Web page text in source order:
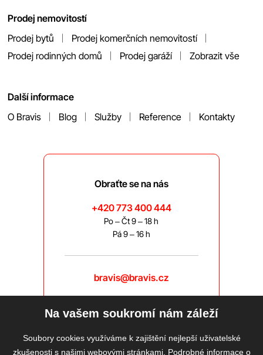
Prodej nemovitostí
Prodej bytů
Prodej komerčních nemovitostí
Prodej rodinných domů
Prodej garáží Zobrazit vše
Další informace
O Bravis
Blog Služby Reference Kontakty
Obraťte se na nás
+420 773 400 444
Po – Čt 9 – 18 h
Pá 9 – 16 h
bravis@bravis.cz
Na vašem soukromí nám záleží
Soubory cookies využíváme k zajištění nejlepší uživatelské
zkušenosti s našimi webovými stránkami. Podrobné informace o